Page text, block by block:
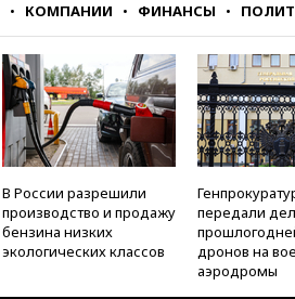
КОМПАНИИ ФИНАНСЫ
В России разрешили
производство и продажу
бензина низких
экологических классов
передали
дронов на
аэродромы